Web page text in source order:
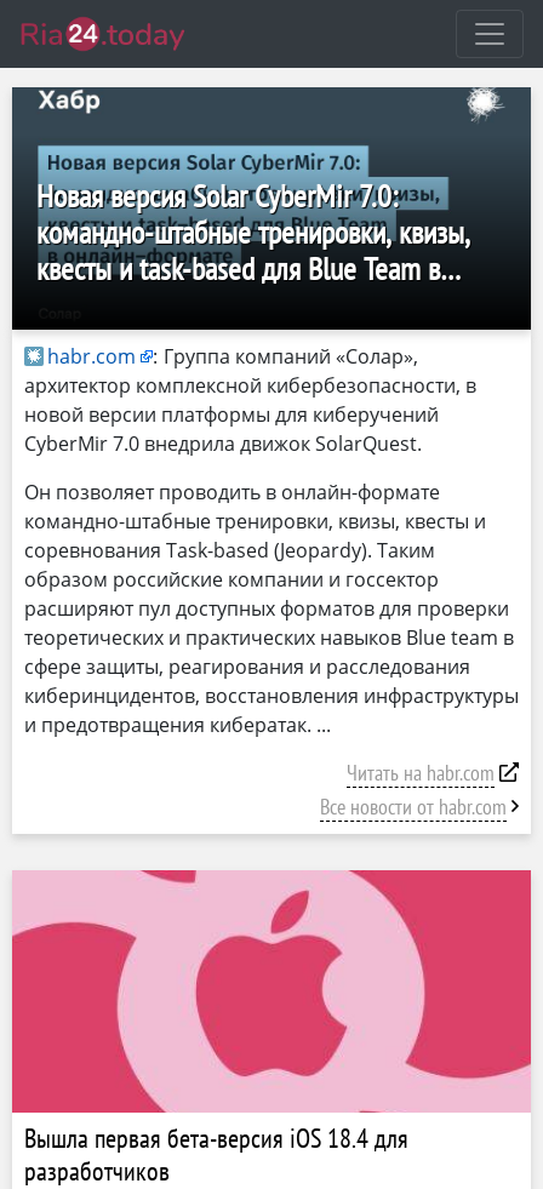
Новая версия Solar CyberMir 7.0:
командно-штабные тренировки, квизы,
квесты и task-based для Blue Team в
habr.com : Группа компаний «Солар»,
архитектор комплексной кибербезопасности, в
новой версии платформы для киберучений
CyberMir 7.0 внедрила движок SolarQuest.
Он позволяет проводить в онлайн-формате
командно-штабные тренировки, квизы, квесты и
соревнования Task-based (Jeopardy). Таким
образом российские компании и госсектор
расширяют пул доступных форматов для проверки
теоретических и практических навыков Blue team в
сфере защиты, реагирования и расследования
киберинцидентов, восстановления инфраструктуры
и предотвращения кибератак.
Читать на habr.com
Все новости от habr.com
Вышла первая бета-версия iOS 18.4 для
разработчиков